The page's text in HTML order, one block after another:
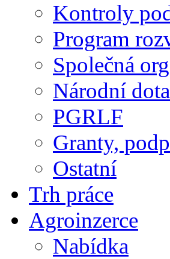
Kontroly
Program
Společná
Národní
PGRLF
Granty,
Ostatní
Trh práce
Agroinzerce
Nabídka